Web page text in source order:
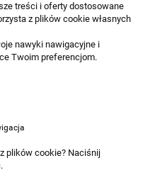
informacji
email. Więcej w
SIĘ
treści i oferty dostosowane
z plików cookie własnych
nawyki nawigacyjne i
Twoim preferencjom.
plików cookie? Naciśnij